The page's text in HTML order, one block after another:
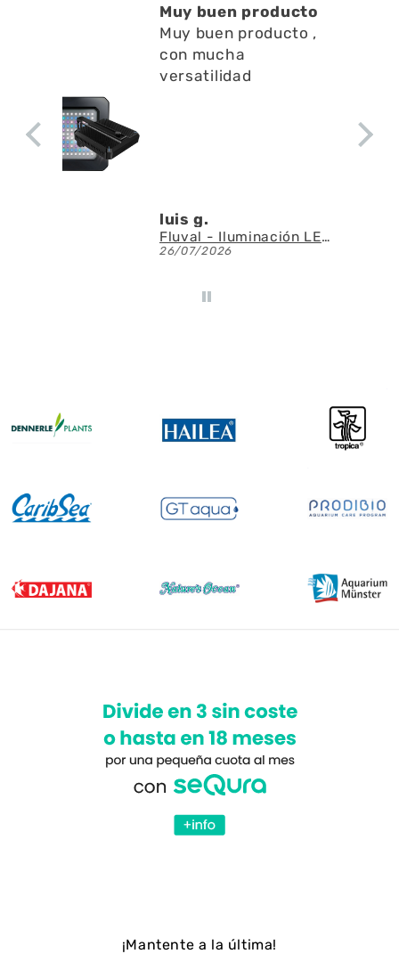
Muy buen producto
Muy buen producto ,
con mucha
versatilidad
luis g.
Fluval - Iluminación LED Nano Reef 4.0 de 25W
26/07/2026
¡Mantente a la última!